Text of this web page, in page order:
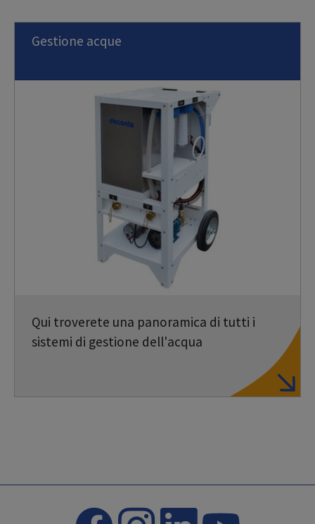
Gestione acque
Qui troverete una panoramica di tutti i
sistemi di gestione dell'acqua